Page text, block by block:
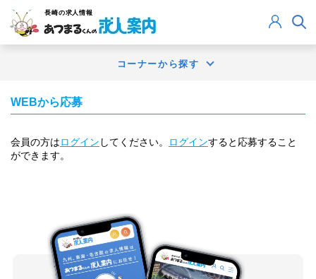
長崎の求人情報
コーナーから探す
WEBから応募
会員の方はログイン してください。 ログインすると応募すること
ができます。